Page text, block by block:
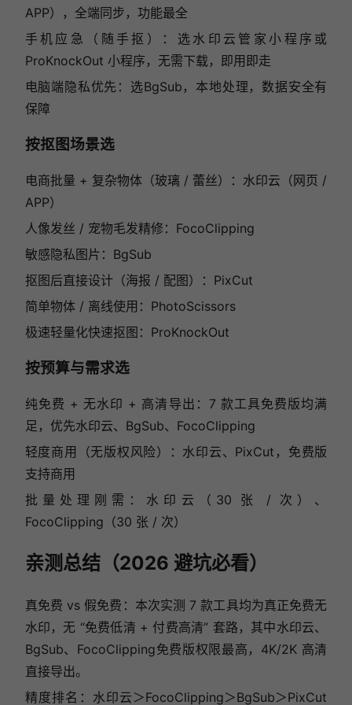
APP），全端同步，功能最全
手机应急（随手抠）：选水印云管家小程序或
ProKnockOut 小程序，无需下载，即用即走
电脑端隐私优先：选BgSub，本地处理，数据安全有
保障
按抠图场景选
电商批量 + 复杂物体（玻璃 / 蕾丝）：水印云（网页 /
APP）
人像发丝 / 宠物毛发精修：FocoClipping
敏感隐私图片：BgSub
抠图后直接设计（海报 / 配图）：PixCut
简单物体 / 离线使用：PhotoScissors
极速轻量化快速抠图：ProKnockOut
按预算与需求选
纯免费 + 无水印 + 高清导出：7 款工具免费版均满
足，优先水印云、BgSub、FocoClipping
轻度商用（无版权风险）：水印云、PixCut，免费版
支持商用
批量处理刚需：水印云（30 张 / 次）、
FocoClipping（30 张 / 次）
亲测总结（2026 避坑必看）
真免费 vs 假免费：本次实测 7 款工具均为真正免费无
水印，无 “免费低清 + 付费高清” 套路，其中水印云、
BgSub、FocoClipping免费版权限最高，4K/2K 高清
直接导出。
精度排名：水印云＞FocoClipping＞BgSub＞PixCut